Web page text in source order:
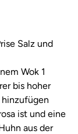
Salz und
Wok 1
bis hoher
ist und eine
aus der